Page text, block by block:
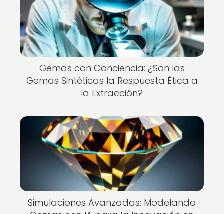
Gemas con Conciencia: ¿Son las
Gemas Sintéticas la Respuesta Ética a
la Extracción?
Simulaciones Avanzadas: Modelando